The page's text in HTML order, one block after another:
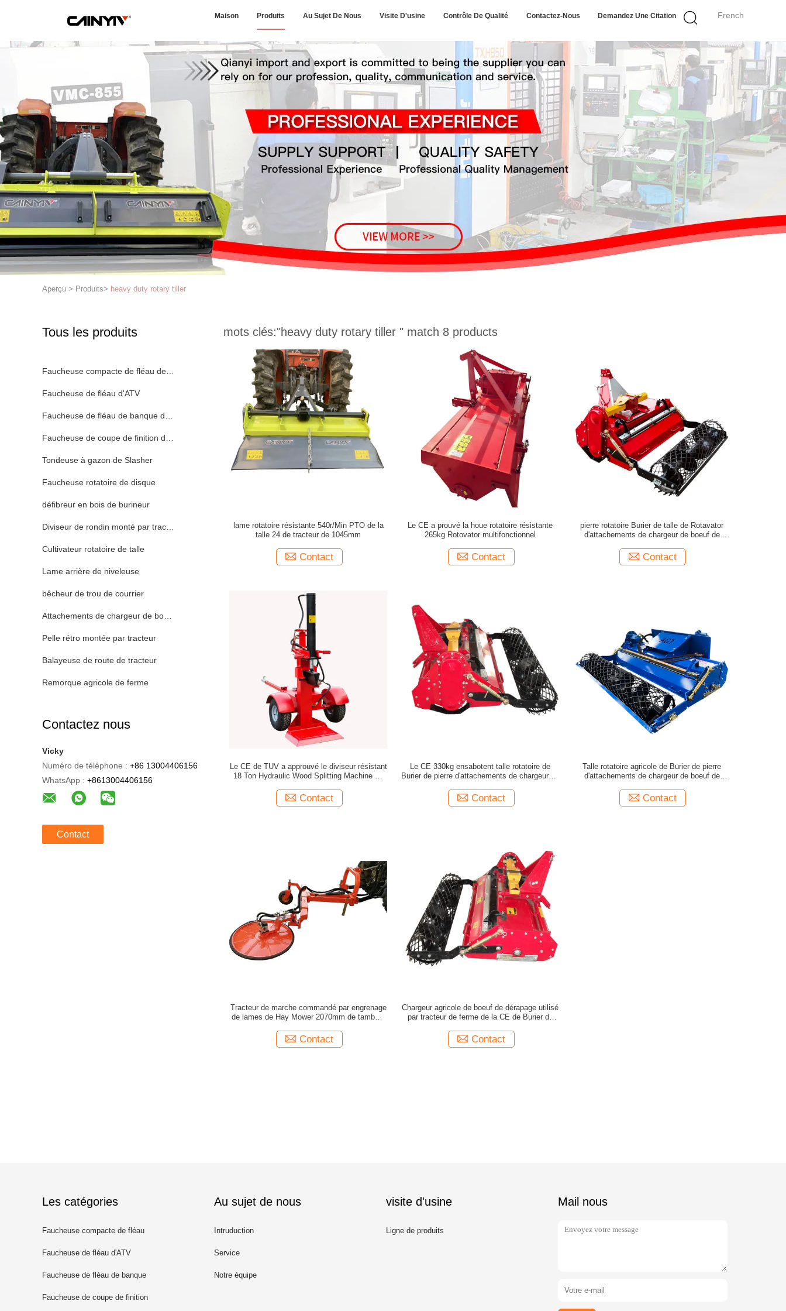
French
Maison Produits Au Sujet De Nous Visite D'usine Contrôle De Qualité Contactez-Nous Demandez Une Citation
Aperçu > Produits> heavy duty rotary tiller
Tous les produits
Faucheuse compacte de fléau de tracteur
Faucheuse de fléau d'ATV
Faucheuse de fléau de banque de fossé
Faucheuse de coupe de finition d'ATV
Tondeuse à gazon de Slasher
Faucheuse rotatoire de disque
défibreur en bois de burineur
Diviseur de rondin monté par tracteur
Cultivateur rotatoire de talle
Lame arrière de niveleuse
bêcheur de trou de courrier
Attachements de chargeur de boeuf de dérapage
Pelle rétro montée par tracteur
Balayeuse de route de tracteur
Remorque agricole de ferme
Contactez nous
Vicky
Numéro de téléphone : +86 13004406156
WhatsApp : +8613004406156
Contact
mots clés:"heavy duty rotary tiller " match 8 products
lame rotatoire résistante 540r/Min PTO de la
talle 24 de tracteur de 1045mm
Contact
Le CE a prouvé la houe rotatoire résistante
265kg Rotovator multifonctionnel
Contact
pierre rotatoire Burier de talle de Rotavator
d'attachements de chargeur de boeuf de
Contact
Le CE de TUV a approuvé le diviseur résistant
18 Ton Hydraulic Wood Splitting Machine de
Contact
Le CE 330kg ensabotent talle rotatoire de
Burier de pierre d'attachements de chargeur de
Contact
Talle rotatoire agricole de Burier de pierre
d'attachements de chargeur de boeuf de
Contact
Tracteur de marche commandé par engrenage
de lames de Hay Mower 2070mm de tambour
Contact
Chargeur agricole de boeuf de dérapage utilisé
par tracteur de ferme de la CE de Burier de
Contact
Les catégories
Faucheuse compacte de fléau
de tracteur
Faucheuse de fléau d'ATV
Faucheuse de fléau de banque
de fossé
Faucheuse de coupe de finition
Au sujet de nous
Intruduction
Service
Notre équipe
visite d'usine
Ligne de produits
Mail nous